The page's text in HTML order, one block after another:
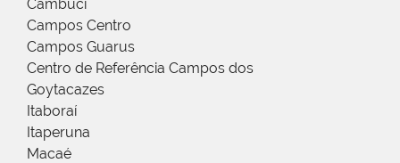
Cambuci
Campos Centro
Campos Guarus
Centro de Referência Campos dos
Goytacazes
Itaboraí
Itaperuna
Macaé